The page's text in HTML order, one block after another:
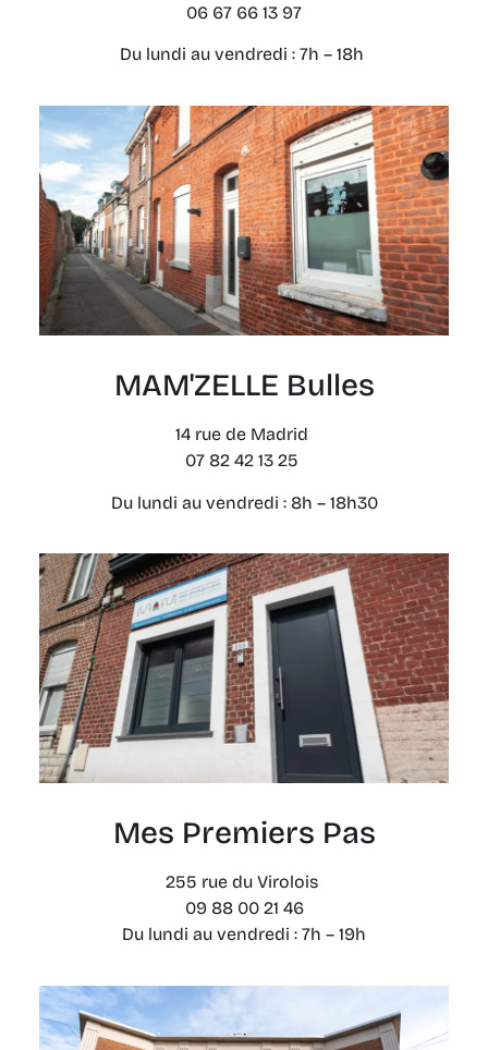
06 67 66 13 97
Du lundi au vendredi : 7h – 18h
MAM'ZELLE Bulles
14 rue de Madrid
07 82 42 13 25
Du lundi au vendredi : 8h – 18h30
Mes Premiers Pas
255 rue du Virolois
09 88 00 21 46
Du lundi au vendredi : 7h – 19h